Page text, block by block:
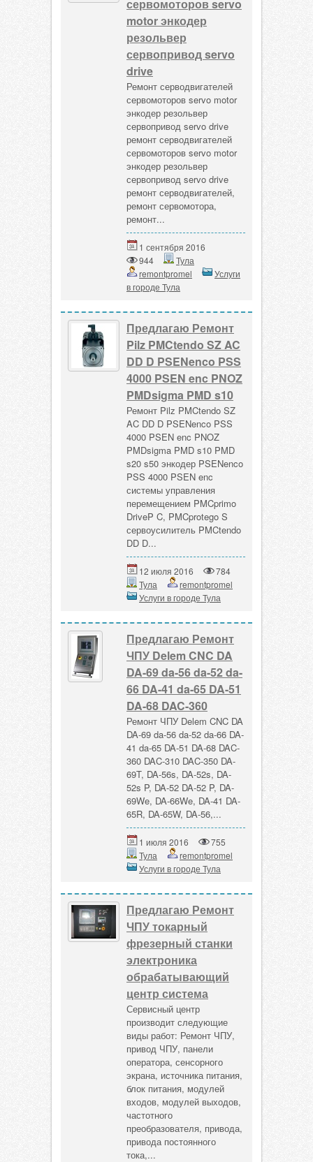
сервомоторов servo
motor энкодер
резольвер
сервопривод servo
drive
Ремонт серводвигателей
сервомоторов servo motor
энкодер резольвер
сервопривод servo drive
ремонт серводвигателей
сервомоторов servo motor
энкодер резольвер
сервопривод servo drive
ремонт серводвигателей,
ремонт сервомотора,
ремонт...
1 сентября 2016
944
Тула
remontpromel
Услуги
в городе Тула
Предлагаю Ремонт
Pilz PMCtendo SZ AC
DD D PSENenco PSS
4000 PSEN enc PNOZ
PMDsigma PMD s10
Ремонт Pilz PMCtendo SZ
AC DD D PSENenco PSS
4000 PSEN enc PNOZ
PMDsigma PMD s10 PMD
s20 s50 энкодер PSENenco
PSS 4000 PSEN enc
системы управления
перемещением PMCprimo
DriveP C, PMCprotego S
сервоусилитель PMCtendo
DD D...
12 июля 2016
784
Тула
remontpromel
Услуги в городе Тула
Предлагаю Ремонт
ЧПУ Delem CNC DA
DA-69 da-56 da-52 da-
66 DA-41 da-65 DA-51
DA-68 DAC-360
Ремонт ЧПУ Delem CNC DA
DA-69 da-56 da-52 da-66 DA-
41 da-65 DA-51 DA-68 DAC-
360 DAC-310 DAC-350 DA-
69T, DA-56s, DA-52s, DA-
52s P, DA-52 DA-52 P, DA-
69We, DA-66We, DA-41 DA-
65R, DA-65W, DA-56,...
1 июля 2016
755
Тула
remontpromel
Услуги в городе Тула
Предлагаю Ремонт
ЧПУ токарный
фрезерный станки
электроника
обрабатывающий
центр система
Сервисный центр
производит следующие
виды работ: Ремонт ЧПУ,
привод ЧПУ, панели
оператора, сенсорного
экрана, источника питания,
блок питания, модулей
входов, модулей выходов,
частотного
преобразователя, привода,
привода постоянного
тока,...